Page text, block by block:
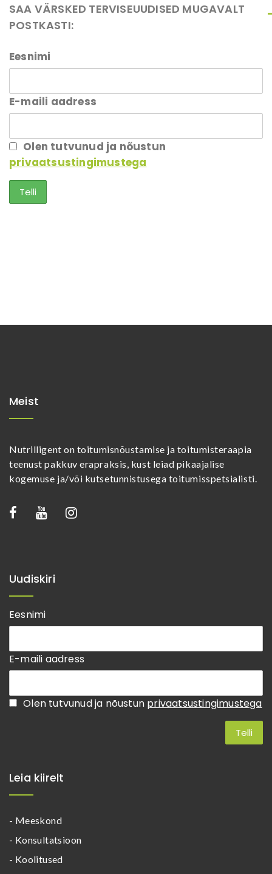
SAA VÄRSKED TERVISEUUDISED MUGAVALT
POSTKASTI:
Eesnimi
E-maili aadress
Olen tutvunud ja nõustun
privaatsustingimustega
Meist
Nutrilligent on toitumisnõustamise ja toitumisteraapia
teenust pakkuv erapraksis, kust leiad pikaajalise
kogemuse ja/või kutsetunnistusega toitumisspetsialisti.
Uudiskiri
Eesnimi
E-maili aadress
Olen tutvunud ja nõustun privaatsustingimustega
Leia kiirelt
- Meeskond
- Konsultatsioon
- Koolitused